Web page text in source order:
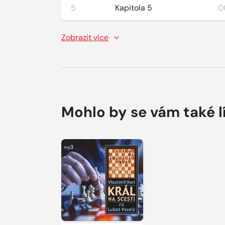
5 Kapitola 5
Zobrazit více
Mohlo by se vám také